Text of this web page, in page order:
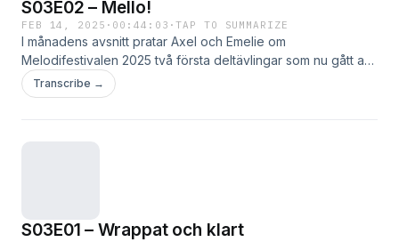
S03E02 – Mello!
FEB 14, 2025 · 00:44:03 ·TAP TO SUMMARIZE
I månadens avsnitt pratar Axel och Emelie om
Melodifestivalen 2025 två första deltävlingar som nu gått av
stapeln. Det pratas om allt från programledarna till inslagen
och, såklart, vilka låtar som spås vara riktiga bangers Läs
Transcribe →
S03E01 – Wrappat och klart